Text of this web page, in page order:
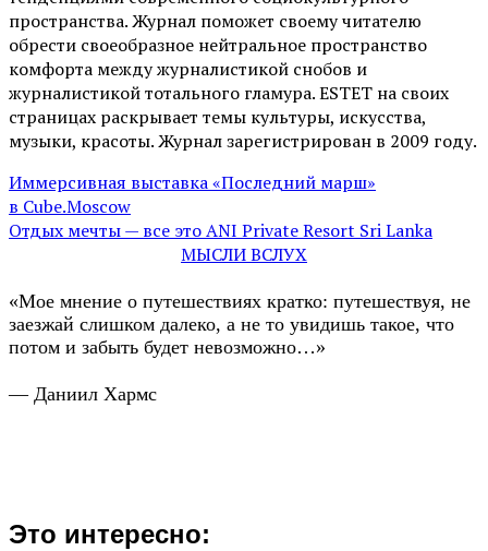
пространства. Журнал поможет своему читателю
обрести своеобразное нейтральное пространство
комфорта между журналистикой снобов и
журналистикой тотального гламура. ESTET на своих
страницах раскрывает темы культуры, искусства,
музыки, красоты. Журнал зарегистрирован в 2009 году.
Иммерсивная выставка «Последний марш»
в Cube.Moscow
Отдых мечты — все это ANI Private Resort Sri Lanka
МЫСЛИ ВСЛУХ
«Мое мнение о путешествиях кратко: путешествуя, не
заезжай слишком далеко, а не то увидишь такое, что
потом и забыть будет невозможно…»
— Даниил Хармс
Это интересно: